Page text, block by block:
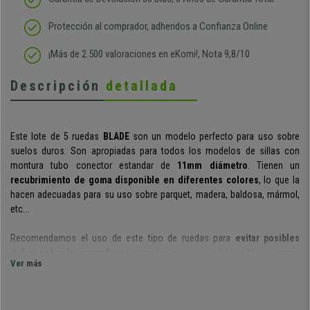
Protección al comprador, adheridos a Confianza Online
¡Más de 2.500 valoraciones en eKomi!, Nota 9,8/10
Descripción detallada
Este lote de 5 ruedas BLADEson un modelo perfecto para uso sobre
suelos duros. Son apropiadas para todos los modelos de sillas con
montura tubo conector estandar de 11mm diámetro . Tienen un
recubrimiento de goma disponible en diferentes colores, lo que la
hacen adecuadas para su uso sobre parquet, madera, baldosa, mármol,
etc...
Recomendamos el uso de este tipo de ruedas para evitar posibles
paraprevenir los problemas de desplazamientos o los ruidos
Ver más